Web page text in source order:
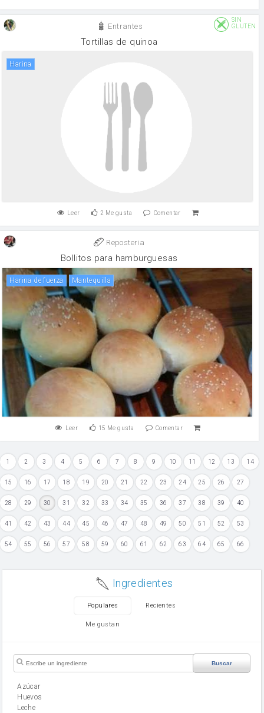
Entrantes
SIN
GLUTEN
Tortillas de quinoa
harina
Leer 2 Me gusta Comentar
Reposteria
Bollitos para hamburguesas
harina de fuerza mantequilla
Leer 15 Me gusta Comentar
1 2 3 4 5 6 7 8 9 10 11 12 13 14
15 16 17 18 19 20 21 22 23 24 25 26 27
28 29 30 31 32 33 34 35 36 37 38 39 40
41 42 43 44 45 46 47 48 49 50 51 52 53
54 55 56 57 58 59 60 61 62 63 64 65 66
Ingredientes
Populares Recientes
Me gustan
Buscar
Azúcar
huevos
leche